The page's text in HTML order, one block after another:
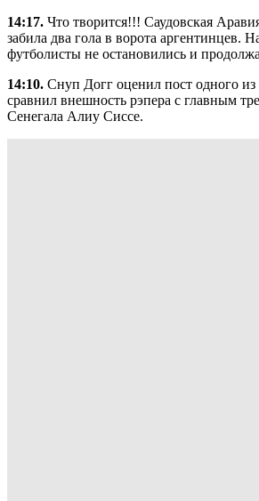
14:17. Что творится!!! Саудовская
забила два гола в ворота аргентинцев.
футболисты не остановились и
14:10. Снуп Догг оценил пост одного
сравнил внешность рэпера с главным
Сенегала Алиу Сиссе.